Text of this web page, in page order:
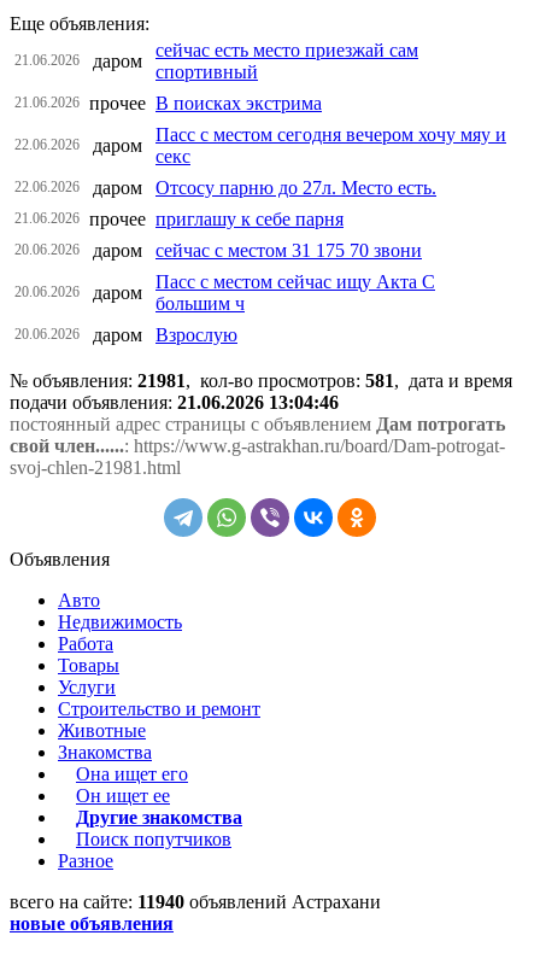
Еще объявления:
21.06.2026 даром
сейчас есть место приезжай сам
спортивный
21.06.2026 прочее В поисках экстрима
22.06.2026 даром
Пасс с местом сегодня вечером хочу мяу и
секс
22.06.2026 даром Отсосу парню до 27л. Место есть.
21.06.2026 прочее приглашу к себе парня
20.06.2026 даром сейчас с местом 31 175 70 звони
20.06.2026 даром
Пасс с местом сейчас ищу Акта С
большим ч
20.06.2026 даром Взрослую
№ объявления: 21981, кол-во просмотров: 581, дата и время
подачи объявления: 21.06.2026 13:04:46
постоянный адрес страницы с объявлением Дам потрогать
свой член......: https://www.g-astrakhan.ru/board/Dam-potrogat-
svoj-chlen-21981.html
Объявления
Авто
Недвижимость
Работа
Товары
Услуги
Строительство и ремонт
Животные
Знакомства
Она ищет его
Он ищет ее
Другие знакомства
Поиск попутчиков
Разное
всего на сайте: 11940 объявлений Астрахани
новые объявления